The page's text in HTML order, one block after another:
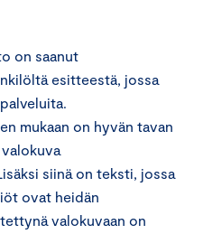
on saanut
esitteestä, jossa
mukaan on hyvän tavan
siinä on teksti, jossa
ovat heidän
valokuvaan on